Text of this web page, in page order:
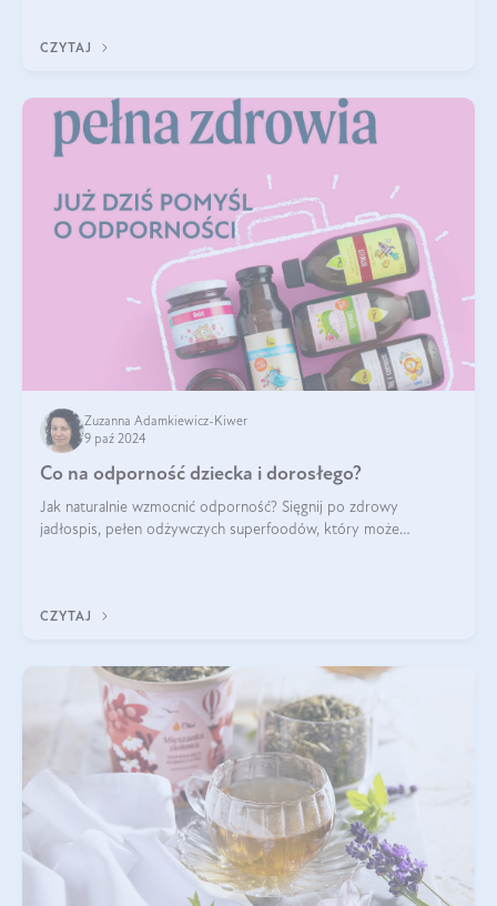
CZYTAJ
Zuzanna Adamkiewicz-Kiwer
9 paź 2024
Co na odporność dziecka i dorosłego?
Jak naturalnie wzmocnić odporność? Sięgnij po zdrowy
jadłospis, pełen odżywczych superfoodów, który może
CZYTAJ